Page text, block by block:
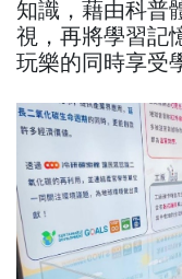
知識，藉由科普
視，再將學習記
玩樂的同時享受